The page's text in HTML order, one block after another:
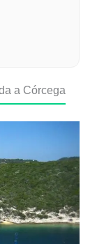
a Córcega